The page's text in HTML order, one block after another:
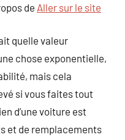
de Aller sur le site
quelle valeur
chose exponentielle,
mais cela
si vous faites tout
d’une voiture est
et de remplacements